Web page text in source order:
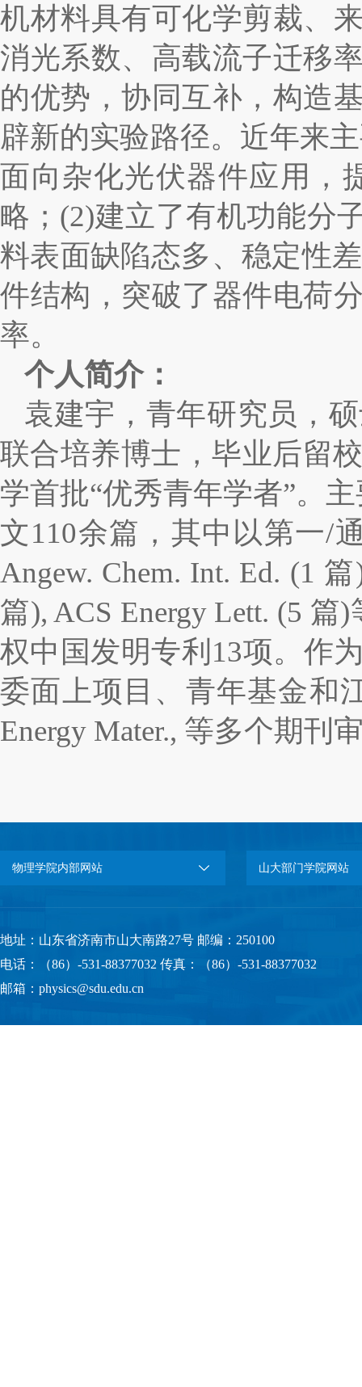
机材料具有可化学剪裁、
消光系数、高载流子迁移
的优势，协同互补，构造
辟新的实验路径。近年来
面向杂化光伏器件应用，
略； (2)建立了有机功能分
料表面缺陷态多、稳定性
件结构，突破了器件电荷
率。
个人简介：
袁建宇 ，青年研究员，
联合培养博士，毕业后留
学首批“优秀青年学者”。
文110余篇，其中以第一/
Angew. Chem. Int. Ed. (1 篇
篇), ACS Energy Lett. (5 篇)
权中国发明专利 13项。作
委面上项目、青年基金和
Energy Mater., 等多个期刊
物理学院内部网站 山大部门学院网站
地址：山东省济南市山大南路27号 邮编：250100
电话：（86）-531-88377032 传真：（86）-531-88377032
邮箱：physics@sdu.edu.cn